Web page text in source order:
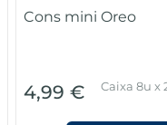
Cons mini Oreo
4,99 € Caixa 8u x